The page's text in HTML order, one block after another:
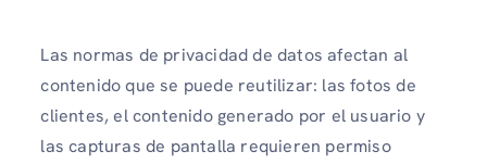
Las normas de privacidad de datos afectan al
contenido que se puede reutilizar: las fotos de
clientes, el contenido generado por el usuario y
las capturas de pantalla requieren permiso